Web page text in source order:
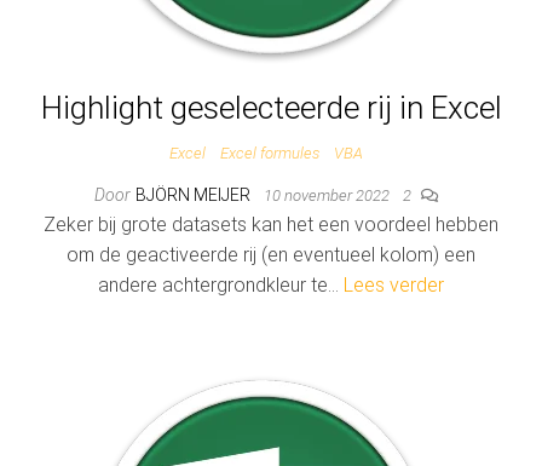
Highlight geselecteerde rij in Excel
Excel Excel formules VBA
Door BJÖRN MEIJER 10 november 2022 2
Zeker bij grote datasets kan het een voordeel hebben
om de geactiveerde rij (en eventueel kolom) een
andere achtergrondkleur te… Lees verder